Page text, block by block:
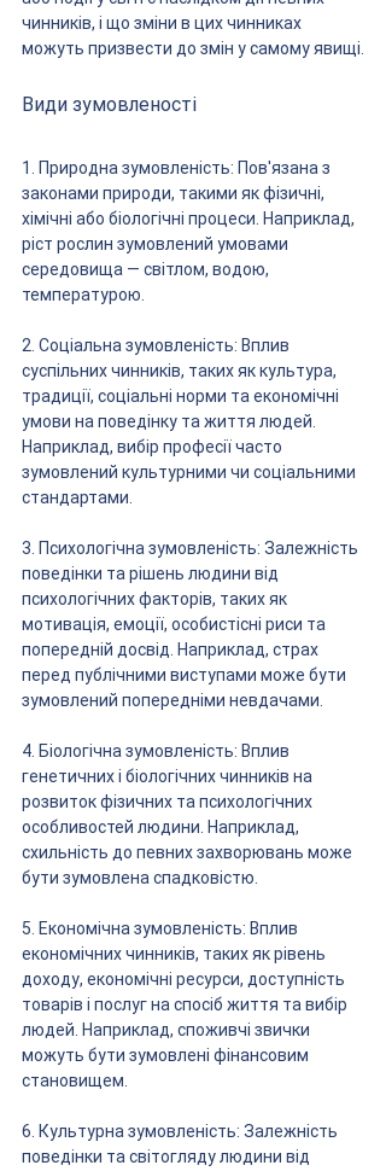
чинників, і що зміни в цих чинниках
можуть призвести до змін у самому явищі.
Види зумовленості
1. Природна зумовленість: Пов'язана з
законами природи, такими як фізичні,
хімічні або біологічні процеси. Наприклад,
ріст рослин зумовлений умовами
середовища — світлом, водою,
температурою.
2. Соціальна зумовленість: Вплив
суспільних чинників, таких як культура,
традиції, соціальні норми та економічні
умови на поведінку та життя людей.
Наприклад, вибір професії часто
зумовлений культурними чи соціальними
стандартами.
3. Психологічна зумовленість: Залежність
поведінки та рішень людини від
психологічних факторів, таких як
мотивація, емоції, особистісні риси та
попередній досвід. Наприклад, страх
перед публічними виступами може бути
зумовлений попередніми невдачами.
4. Біологічна зумовленість: Вплив
генетичних і біологічних чинників на
розвиток фізичних та психологічних
особливостей людини. Наприклад,
схильність до певних захворювань може
бути зумовлена спадковістю.
5. Економічна зумовленість: Вплив
економічних чинників, таких як рівень
доходу, економічні ресурси, доступність
товарів і послуг на спосіб життя та вибір
людей. Наприклад, споживчі звички
можуть бути зумовлені фінансовим
становищем.
6. Культурна зумовленість: Залежність
поведінки та світогляду людини від